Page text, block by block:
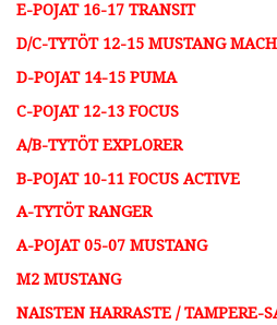
E-POJAT 16-17 TRANSIT
D/C-TYTÖT 12-15 MUSTANG
D-POJAT 14-15 PUMA​
C-POJAT 12-13 FOCUS​
A/B-TYTÖT EXPLORER
B-POJAT 10-11 FOCUS ACTIVE​
A-TYTÖT RANGER
A-POJAT 05-07 MUSTANG
M2 MUSTANG
NAISTEN HARRASTE / TAMPERE-